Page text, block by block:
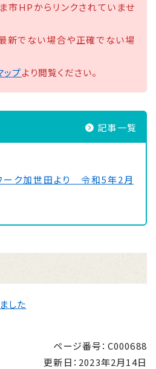
市HPからリンクされていませ
新でない場合や正確でない場
ップより閲覧ください。
記事一覧
ーク加世田より＿令和5年2月
！！（中小企業者・個人事業
騰対策支援事業補助金につい
した
ページ番号：C000688
更新日： 2023年2月14日